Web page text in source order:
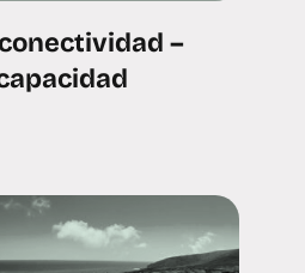
–